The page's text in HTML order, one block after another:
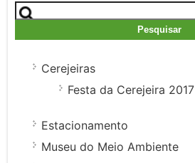
Pesquisar
por:
Cerejeiras
Festa da Cerejeira 2017
Estacionamento
Museu do Meio Ambiente